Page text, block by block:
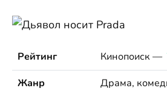
Рейтинг Кинопоиск —
Жанр
Драма,